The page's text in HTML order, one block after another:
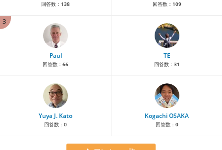
回答数： 138 回答数： 109
3
Paul
回答数： 66
TE
回答数： 31
Yuya J. Kato
回答数： 0
Kogachi OSAKA
回答数： 0